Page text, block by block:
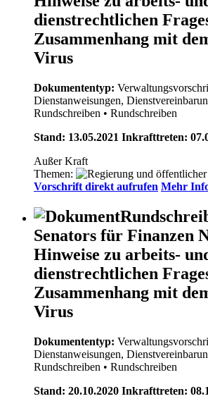
dienstrechtlichen
Zusammenhang mit
Virus
Dokumententyp:
Dienstanweisungen,
Rundschreiben • Rundschreiben
Stand: 13.05.2021 Inkrafttreten:
Außer Kraft
Themen:
Vorschrift direkt aufrufen Mehr
Senators für Finanzen
Hinweise zu arbeits-
dienstrechtlichen
Zusammenhang mit
Virus
Dokumententyp:
Dienstanweisungen,
Rundschreiben • Rundschreiben
Stand: 20.10.2020 Inkrafttreten: